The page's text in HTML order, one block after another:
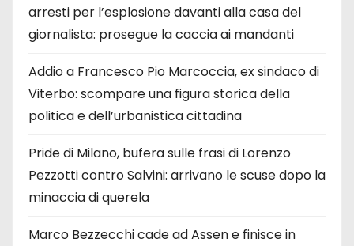
arresti per l’esplosione davanti alla casa del
giornalista: prosegue la caccia ai mandanti
Addio a Francesco Pio Marcoccia, ex sindaco di
Viterbo: scompare una figura storica della
politica e dell’urbanistica cittadina
Pride di Milano, bufera sulle frasi di Lorenzo
Pezzotti contro Salvini: arrivano le scuse dopo la
minaccia di querela
Marco Bezzecchi cade ad Assen e finisce in